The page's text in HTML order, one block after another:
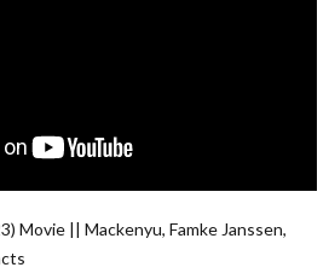
Movie || Mackenyu, Famke Janssen,